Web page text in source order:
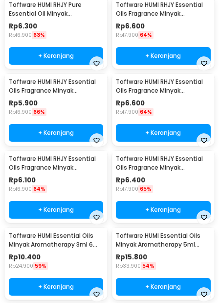
Taffware HUMI RHJY Pure
Essential Oil Minyak
Aromatherapy 10ml Ocean -
RH-15
Rp6.300
Rp16.900 63%
+ Keranjang
Taffware HUMI RHJY Essential
Oils Fragrance Minyak
Aromatherapy 10ml Jasmine -
RD-20
Rp6.600
Rp17.900 64%
+ Keranjang
Taffware HUMI RHJY Essential
Oils Fragrance Minyak
Aromatherapy 10ml Strawberry
- RD-20
Rp5.900
Rp16.900 66%
+ Keranjang
Taffware HUMI RHJY Essential
Oils Fragrance Minyak
Aromatherapy 10ml Orange -
RD-20
Rp6.600
Rp17.900 64%
+ Keranjang
Taffware HUMI RHJY Essential
Oils Fragrance Minyak
Aromatherapy 10ml Lavender -
RD-20
Rp6.100
Rp16.900 64%
+ Keranjang
Taffware HUMI RHJY Essential
Oils Fragrance Minyak
Aromatherapy 10ml Mint - RD-
20
Rp6.400
Rp17.900 65%
+ Keranjang
Taffware HUMI Essential Oils
Minyak Aromatherapy 3ml 6
PCS Mixing - RS-15
Rp10.400
Rp24.900 59%
+ Keranjang
Taffware HUMI Essential Oils
Minyak Aromatherapy 5ml
Mixing 6 PCS Mixing - RS-10
Rp15.800
Rp33.900 54%
+ Keranjang